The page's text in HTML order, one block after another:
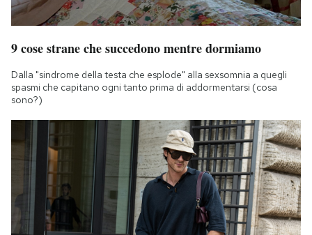
9 cose strane che succedono mentre dormiamo
Dalla "sindrome della testa che esplode" alla sexsomnia a quegli
spasmi che capitano ogni tanto prima di addormentarsi (cosa
sono?)